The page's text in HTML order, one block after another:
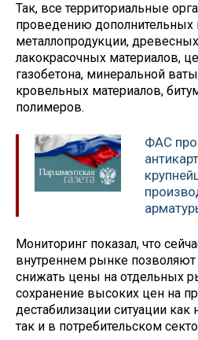
Так, все территориальные
проведению дополнительных
металлопродукции,
лакокрасочных материалов,
газобетона, минеральной
кровельных материалов,
полимеров.
ФАС
Мониторинг показал, что
внутреннем рынке
снижать цены на отдельных
сохранение высоких цен на
дестабилизации ситуации
так и в потребительском